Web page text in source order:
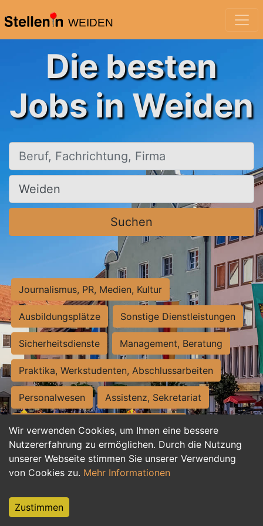
WEIDEN
Wir verwenden Cookies, um Ihnen eine bessere
Nutzererfahrung zu ermöglichen. Durch die Nutzung
unserer Webseite stimmen Sie unserer Verwendung
von Cookies zu. Mehr Informationen
Zustimmen
Die besten
Jobs in Weiden
Beruf, Fachrichtung, Firma
Ort, Stadt
Suchen
Journalismus, PR, Medien, Kultur
Ausbildungsplätze Sonstige Dienstleistungen
Sicherheitsdienste Management, Beratung
Praktika, Werkstudenten, Abschlussarbeiten
Personalwesen Assistenz, Sekretariat
Hilfskräfte, Aushilfs- und Nebenjobs
Einkauf, Logistik, Materialwirtschaft
Weiterbildung, Studium, duale Ausbildung
Tourismus